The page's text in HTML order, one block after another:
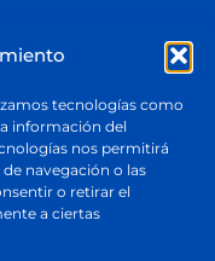
tecnologías como
información del
nos permitirá
navegación o las
o retirar el
a ciertas